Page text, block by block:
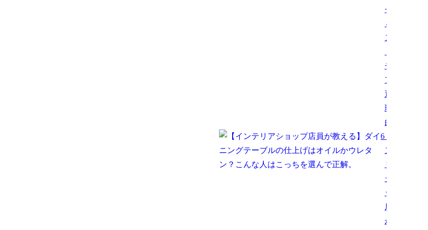
セン
＆サ
ン
チェ
アを
選ぶ
理
由】
6
ンテ
リア
ショ
ップ
店員
が教